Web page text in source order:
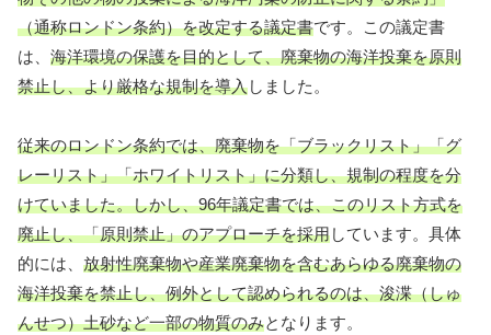
（通称ロンドン条約）を改定する議定書です。この議定書
は、 海洋環境の保護を目的として、廃棄物の海洋投棄を原則
禁止し、より厳格な規制を導入しました。
従来のロンドン条約では、廃棄物を「ブラックリスト」「グ
レーリスト」「ホワイトリスト」に分類し、規制の程度を分
けていました。しかし、96年議定書では、このリスト方式を
廃止し、「原則禁止」のアプローチを採用しています。具体
的には、 放射性廃棄物や産業廃棄物を含むあらゆる廃棄物の
海洋投棄を禁止し、例外として認められるのは、浚渫（しゅ
んせつ）土砂など一部の物質のみとなります。